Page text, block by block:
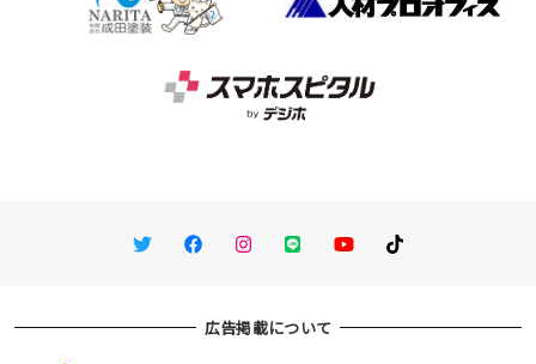
TwitterFacebookInstagram
LINE You TubeTikTok
広告掲載について